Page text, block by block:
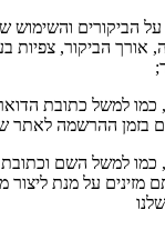
על הביקורים
אורך הביקור, צפיות
כמו למשל כתובת
בזמן ההרשמה לאתר
כמו למשל השם
על מנת ליצור